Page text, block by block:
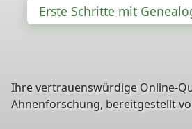
Erste Schritte mit
Ihre vertrauenswürdige Online-
Ahnenforschung, bereitgestellt